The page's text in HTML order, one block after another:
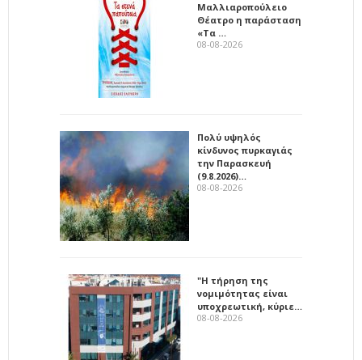
Μαλλιαροπούλειο
Θέατρο η παράσταση
«Τα …
08-08-2026
Πολύ υψηλός
κίνδυνος πυρκαγιάς
την Παρασκευή
(9.8.2026)…
08-08-2026
"Η τήρηση της
νομιμότητας είναι
υποχρεωτική, κύριε…
08-08-2026